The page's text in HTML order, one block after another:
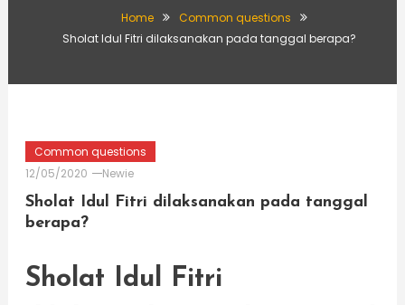
Home
Common questions
Sholat Idul Fitri dilaksanakan pada tanggal berapa?
Common questions
12/05/2020
Newie
Sholat Idul Fitri dilaksanakan pada tanggal
berapa?
Sholat Idul Fitri